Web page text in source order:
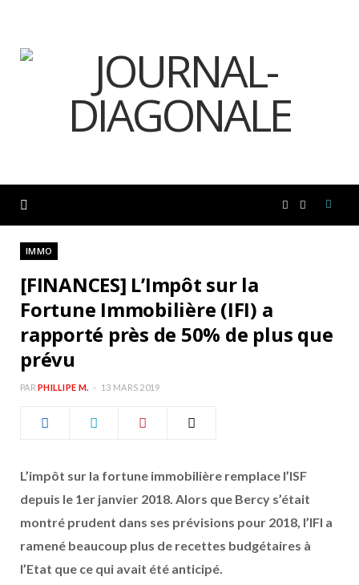
IMMO
[FINANCES] L’Impôt sur la
Fortune Immobilière (IFI) a
rapporté près de 50% de plus que
prévu
PAR PHILLIPE M. 13 MARS 2019
L’impôt sur la fortune immobilière remplace l’ISF
depuis le 1er janvier 2018. Alors que Bercy s’était
montré prudent dans ses prévisions pour 2018, l’IFI a
ramené beaucoup plus de recettes budgétaires à
l’Etat que ce qui avait été anticipé.